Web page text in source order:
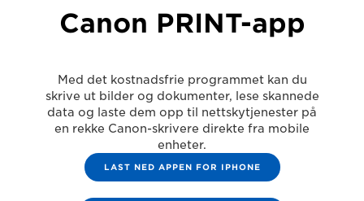
Canon PRINT-app
Med det kostnadsfrie programmet kan du
skrive ut bilder og dokumenter, lese skannede
data og laste dem opp til nettskytjenester på
en rekke Canon-skrivere direkte fra mobile
enheter.
LAST NED APPEN FOR IPHONE